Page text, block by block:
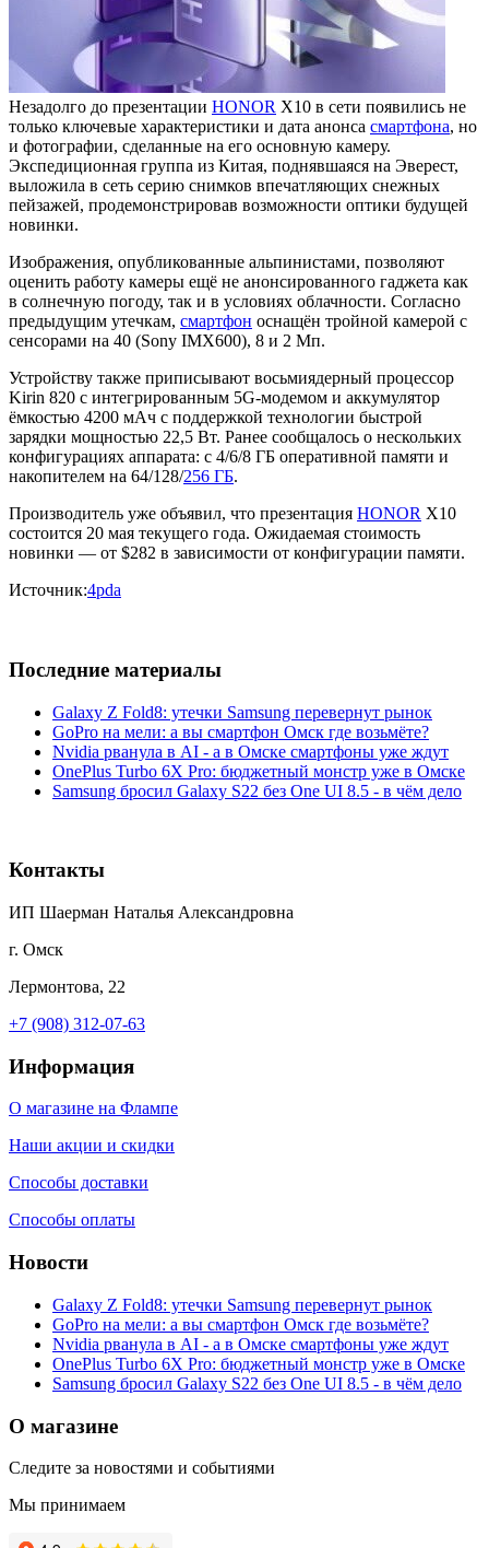
Незадолго до презентации HONOR X10 в сети появились не
только ключевые характеристики и дата анонса смартфона, но
и фотографии, сделанные на его основную камеру.
Экспедиционная группа из Китая, поднявшаяся на Эверест,
выложила в сеть серию снимков впечатляющих снежных
пейзажей, продемонстрировав возможности оптики будущей
новинки.
Изображения, опубликованные альпинистами, позволяют
оценить работу камеры ещё не анонсированного гаджета как
в солнечную погоду, так и в условиях облачности. Согласно
предыдущим утечкам, смартфон оснащён тройной камерой с
сенсорами на 40 (Sony IMX600), 8 и 2 Мп.
Устройству также приписывают восьмиядерный процессор
Kirin 820 с интегрированным 5G-модемом и аккумулятор
ёмкостью 4200 мАч с поддержкой технологии быстрой
зарядки мощностью 22,5 Вт. Ранее сообщалось о нескольких
конфигурациях аппарата: с 4/6/8 ГБ оперативной памяти и
накопителем на 64/128/256 ГБ.
Производитель уже объявил, что презентация HONOR X10
состоится 20 мая текущего года. Ожидаемая стоимость
новинки — от $282 в зависимости от конфигурации памяти.
Источник:4pda
Последние материалы
Galaxy Z Fold8: утечки Samsung перевернут рынок
GoPro на мели: а вы смартфон Омск где возьмёте?
Nvidia рванула в AI - а в Омске смартфоны уже ждут
OnePlus Turbo 6X Pro: бюджетный монстр уже в Омске
Samsung бросил Galaxy S22 без One UI 8.5 - в чём дело
Контакты
ИП Шаерман Наталья Александровна
г. Омск
Лермонтова, 22
+7 (908) 312-07-63
Информация
О магазине на Флампе
Наши акции и скидки
Способы доставки
Способы оплаты
Новости
Galaxy Z Fold8: утечки Samsung перевернут рынок
GoPro на мели: а вы смартфон Омск где возьмёте?
Nvidia рванула в AI - а в Омске смартфоны уже ждут
OnePlus Turbo 6X Pro: бюджетный монстр уже в Омске
Samsung бросил Galaxy S22 без One UI 8.5 - в чём дело
О магазине
Следите за новостями и событиями
Мы принимаем